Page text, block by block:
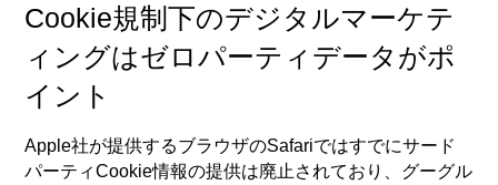
Cookie規制下のデジタルマーケテ
ィングはゼロパーティデータがポ
イント
Apple社が提供するブラウザのSafariではすでにサード
パーティCookie情報の提供は廃止されており、グーグル